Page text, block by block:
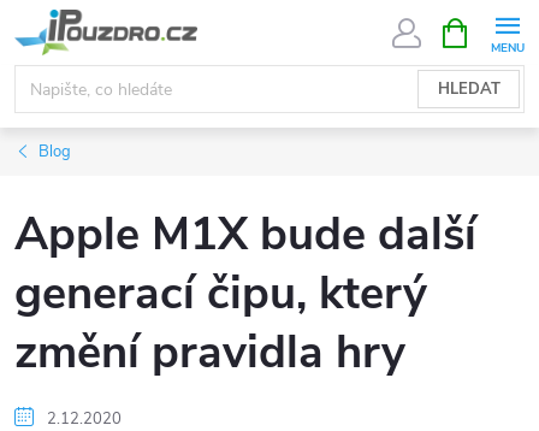
na
obsah
HLEDAT
NÁKUPNÍ
KOŠÍK
Blog
Apple M1X bude další
generací čipu, který
změní pravidla hry
2.12.2020